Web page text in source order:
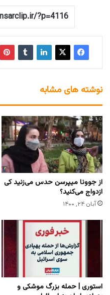
نوشته های مشابه
از جوونا میپرسن حدس می‌زنید کی
ازدواج می‌کنید؟
آبان ۲۴, ۱۴۰۰
استوری | حمله بزرگ موشکی و